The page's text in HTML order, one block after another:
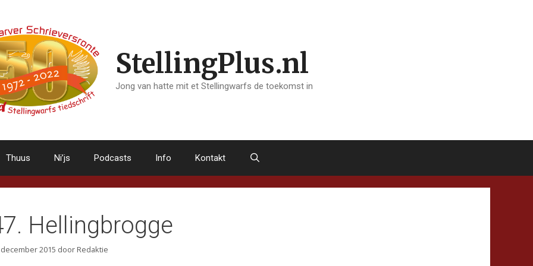
StellingPlus.nl
Jong van hatte mit et Stellingwarfs de toekomst in
Thuus Ni’js Podcasts Info Kontakt
Hellingbrogge
2015 door Redaktie